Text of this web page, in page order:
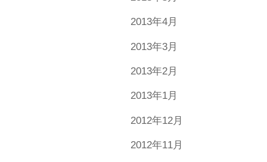
2013年4月
2013年3月
2013年2月
2013年1月
2012年12月
2012年11月